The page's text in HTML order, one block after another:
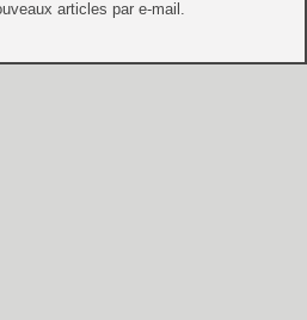
articles par e-mail.